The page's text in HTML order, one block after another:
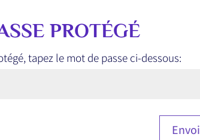
PROTÉGÉ
tapez le mot de passe ci-dessous:
Envoi